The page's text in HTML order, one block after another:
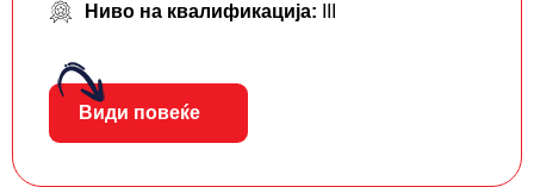
Ниво на квалификација:
Види повеќе